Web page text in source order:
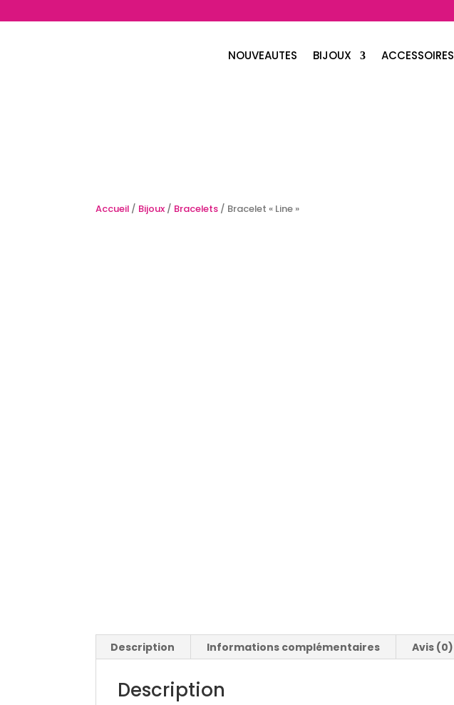
NOUVEAUTES BIJOUX ACCESSOIRES
Accueil / Bijoux / Bracelets / Bracelet « Line »
Description Informations complémentaires Avis (0)
Description